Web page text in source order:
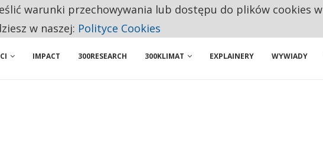
SĄ DWA PODMIOTY Z POLSKI
IMPACT 300RESEARCH 300KLIMAT EXPLAINERY WYWIADY
warunki przechowywania lub dostępu do plików cookies w
w naszej: Polityce Cookies